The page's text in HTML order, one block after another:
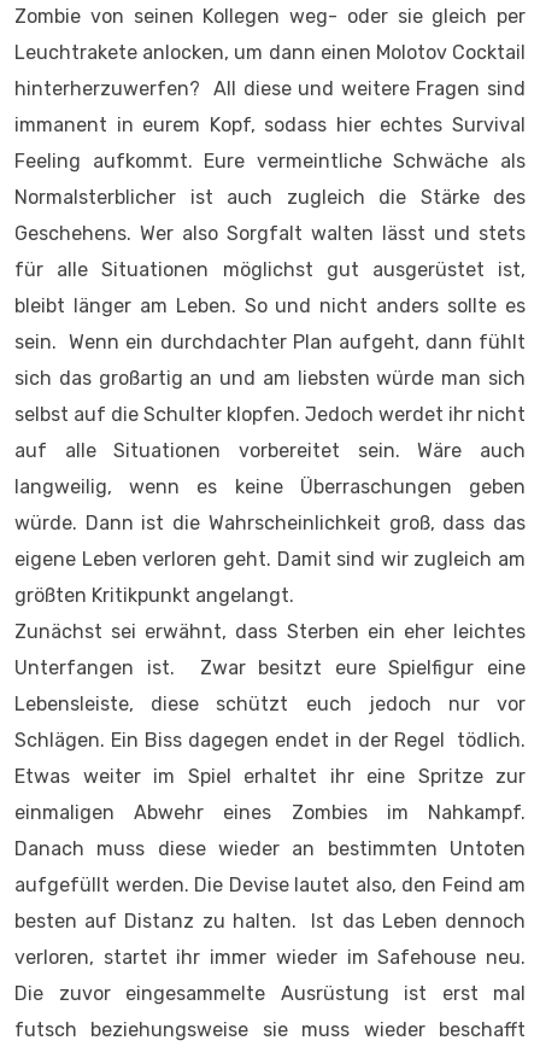
Zombie von seinen Kollegen weg- oder sie gleich per
Leuchtrakete anlocken, um dann einen Molotov Cocktail
hinterherzuwerfen? All diese und weitere Fragen sind
immanent in eurem Kopf, sodass hier echtes Survival
Feeling aufkommt. Eure vermeintliche Schwäche als
Normalsterblicher ist auch zugleich die Stärke des
Geschehens. Wer also Sorgfalt walten lässt und stets
für alle Situationen möglichst gut ausgerüstet ist,
bleibt länger am Leben. So und nicht anders sollte es
sein. Wenn ein durchdachter Plan aufgeht, dann fühlt
sich das großartig an und am liebsten würde man sich
selbst auf die Schulter klopfen. Jedoch werdet ihr nicht
auf alle Situationen vorbereitet sein. Wäre auch
langweilig, wenn es keine Überraschungen geben
würde. Dann ist die Wahrscheinlichkeit groß, dass das
eigene Leben verloren geht. Damit sind wir zugleich am
größten Kritikpunkt angelangt.
Zunächst sei erwähnt, dass Sterben ein eher leichtes
Unterfangen ist. Zwar besitzt eure Spielfigur eine
Lebensleiste, diese schützt euch jedoch nur vor
Schlägen. Ein Biss dagegen endet in der Regel tödlich.
Etwas weiter im Spiel erhaltet ihr eine Spritze zur
einmaligen Abwehr eines Zombies im Nahkampf.
Danach muss diese wieder an bestimmten Untoten
aufgefüllt werden. Die Devise lautet also, den Feind am
besten auf Distanz zu halten. Ist das Leben dennoch
verloren, startet ihr immer wieder im Safehouse neu.
Die zuvor eingesammelte Ausrüstung ist erst mal
futsch beziehungsweise sie muss wieder beschafft